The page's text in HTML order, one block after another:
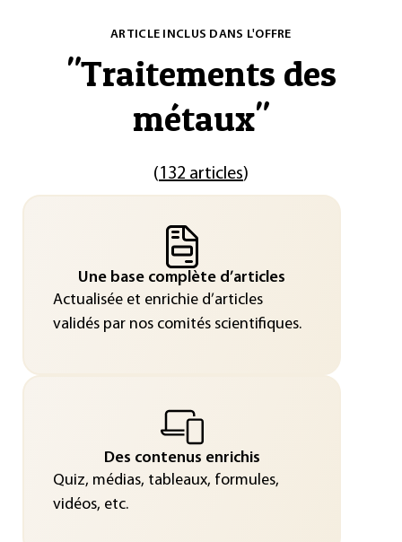
ARTICLE INCLUS DANS L'OFFRE
"Traitements des
métaux"
(132 articles)
Une base complète d’articles
Actualisée et enrichie d’articles
validés par nos comités scientifiques.
Des contenus enrichis
Quiz, médias, tableaux, formules,
vidéos, etc.